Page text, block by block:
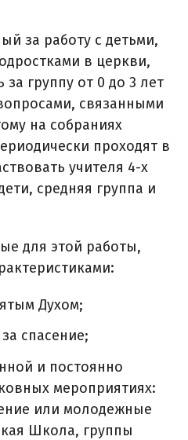
за работу с детьми,
в церкви,
за группу от 0 до 3 лет
связанными
на собраниях
проходят в
учителя 4-х
средняя группа и
для этой работы,
Духом;
спасение;
и постоянно
мероприятиях:
или молодежные
Школа, группы